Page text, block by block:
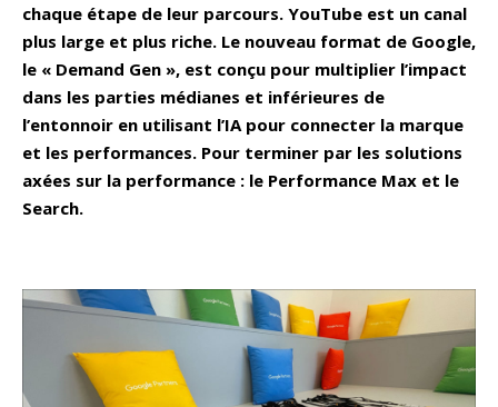
chaque étape de leur parcours. YouTube est un canal
plus large et plus riche. Le nouveau format de Google,
le « Demand Gen », est conçu pour multiplier l’impact
dans les parties médianes et inférieures de
l’entonnoir en utilisant l’IA pour connecter la marque
et les performances. Pour terminer par les solutions
axées sur la performance : le Performance Max et le
Search.